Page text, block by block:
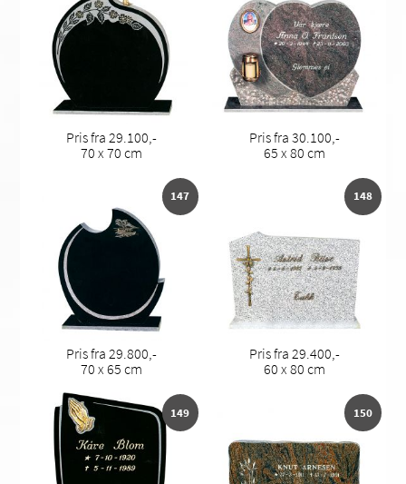
Pris fra 29.100,-
70 x 70 cm
Pris fra 30.100,-
65 x 80 cm
147
Pris fra 29.800,-
70 x 65 cm
148
Pris fra 29.400,-
60 x 80 cm
149 150